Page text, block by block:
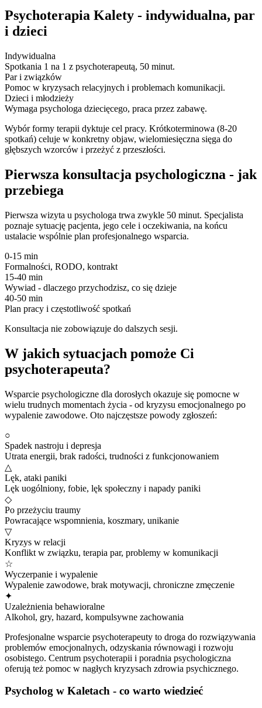
Psychoterapia Kalety - indywidualna, par
i dzieci
Indywidualna
Spotkania 1 na 1 z psychoterapeutą, 50 minut.
Par i związków
Pomoc w kryzysach relacyjnych i problemach komunikacji.
Dzieci i młodzieży
Wymaga psychologa dziecięcego, praca przez zabawę.
Wybór formy terapii dyktuje cel pracy. Krótkoterminowa (8-20
spotkań) celuje w konkretny objaw, wielomiesięczna sięga do
głębszych wzorców i przeżyć z przeszłości.
Pierwsza konsultacja psychologiczna - jak
przebiega
Pierwsza wizyta u psychologa trwa zwykle 50 minut. Specjalista
poznaje sytuację pacjenta, jego cele i oczekiwania, na końcu
ustalacie wspólnie plan profesjonalnego wsparcia.
0-15 min
Formalności, RODO, kontrakt
15-40 min
Wywiad - dlaczego przychodzisz, co się dzieje
40-50 min
Plan pracy i częstotliwość spotkań
Konsultacja nie zobowiązuje do dalszych sesji.
W jakich sytuacjach pomoże Ci
psychoterapeuta?
Wsparcie psychologiczne dla dorosłych okazuje się pomocne w
wielu trudnych momentach życia - od kryzysu emocjonalnego po
wypalenie zawodowe. Oto najczęstsze powody zgłoszeń:
○
Spadek nastroju i depresja
Utrata energii, brak radości, trudności z funkcjonowaniem
△
Lęk, ataki paniki
Lęk uogólniony, fobie, lęk społeczny i napady paniki
◇
Po przeżyciu traumy
Powracające wspomnienia, koszmary, unikanie
▽
Kryzys w relacji
Konflikt w związku, terapia par, problemy w komunikacji
☆
Wyczerpanie i wypalenie
Wypalenie zawodowe, brak motywacji, chroniczne zmęczenie
✦
Uzależnienia behawioralne
Alkohol, gry, hazard, kompulsywne zachowania
Profesjonalne wsparcie psychoterapeuty to droga do rozwiązywania
problemów emocjonalnych, odzyskania równowagi i rozwoju
osobistego. Centrum psychoterapii i poradnia psychologiczna
oferują też pomoc w nagłych kryzysach zdrowia psychicznego.
Psycholog w Kaletach - co warto wiedzieć